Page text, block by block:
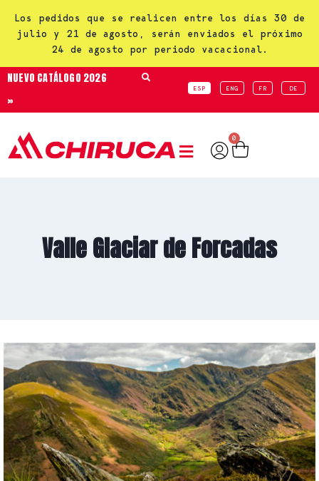
Los pedidos que se realicen entre los días 30 de
julio y 21 de agosto, serán enviados el próximo
24 de agosto por periodo vacacional.
NUEVO CATÁLOGO 2026
»
ESP ENG FR DE
0
Valle Glaciar de Forcadas